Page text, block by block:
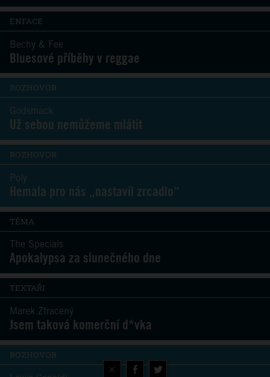
×
ENFACE
Bechy & Fee
Bluesové příběhy v reggae
ROZHOVOR
Godsmack
Už sebou nemůžeme mlátit
ROZHOVOR
Poly
Hemala pro nás „nastavil zrcadlo“
TÉMA
The Specials
Apokalypsa za slunečného dne
TEXTAŘI
Marek Ztracený
Jsem taková komerční d*vka
ROZHOVOR